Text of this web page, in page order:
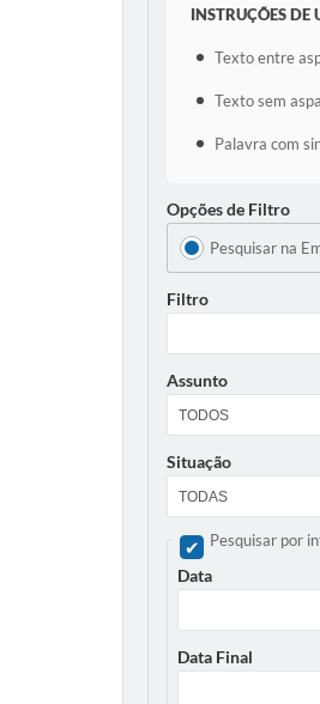
INSTRUÇÕES DE
Texto entre
Texto sem
Palavra com
Opções de Filtro
Pesquisar na
Filtro
Assunto
Situação
Pesquisar por
Data
Data Final